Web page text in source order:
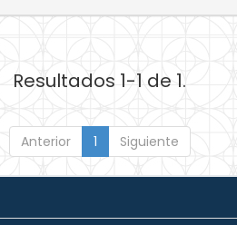
Resultados 1-1 de 1.
Anterior 1 Siguiente